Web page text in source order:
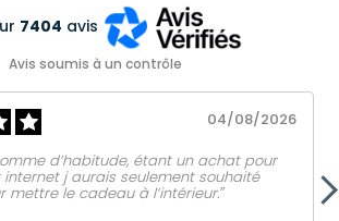
7404 avis
Avis soumis à un contrôle
04/08/2026
d’habitude, étant un achat pour
j aurais seulement souhaité
mettre le cadeau à l’intérieur.ˮ